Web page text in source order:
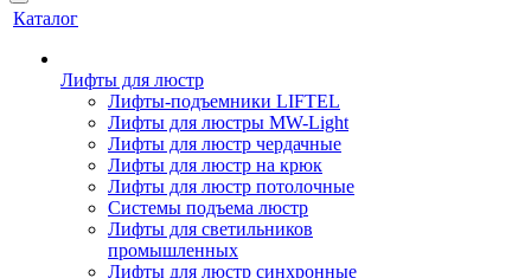
Каталог
Лифты для люстр
Лифты-подъемники LIFTEL
Лифты для люстры MW-Light
Лифты для люстр чердачные
Лифты для люстр на крюк
Лифты для люстр потолочные
Системы подъема люстр
Лифты для светильников
промышленных
Лифты для люстр синхронные